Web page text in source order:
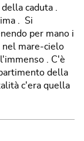
caduta .
. Si
per mano i
mare‐cielo
. C'è
della
c'era quella